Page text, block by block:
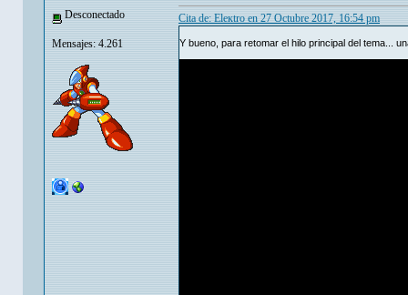
Desconectado
Mensajes: 4.261
Cita de: Eleкtro en 27 Octubre 2017, 16:54 pm
Y bueno, para retomar el hilo principal del tema...